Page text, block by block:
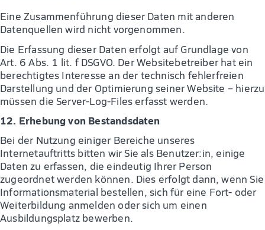
Eine Zusammenführung dieser Daten mit anderen
Datenquellen wird nicht vorgenommen.
Die Erfassung dieser Daten erfolgt auf Grundlage von
Art. 6 Abs. 1 lit. f DSGVO. Der Websitebetreiber hat ein
berechtigtes Interesse an der technisch fehlerfreien
Darstellung und der Optimierung seiner Website – hierzu
müssen die Server-Log-Files erfasst werden.
12. Erhebung von Bestandsdaten
Bei der Nutzung einiger Bereiche unseres
Internetauftritts bitten wir Sie als Benutzer:in, einige
Daten zu erfassen, die eindeutig Ihrer Person
zugeordnet werden können. Dies erfolgt dann, wenn Sie
Informationsmaterial bestellen, sich für eine Fort- oder
Weiterbildung anmelden oder sich um einen
Ausbildungsplatz bewerben.